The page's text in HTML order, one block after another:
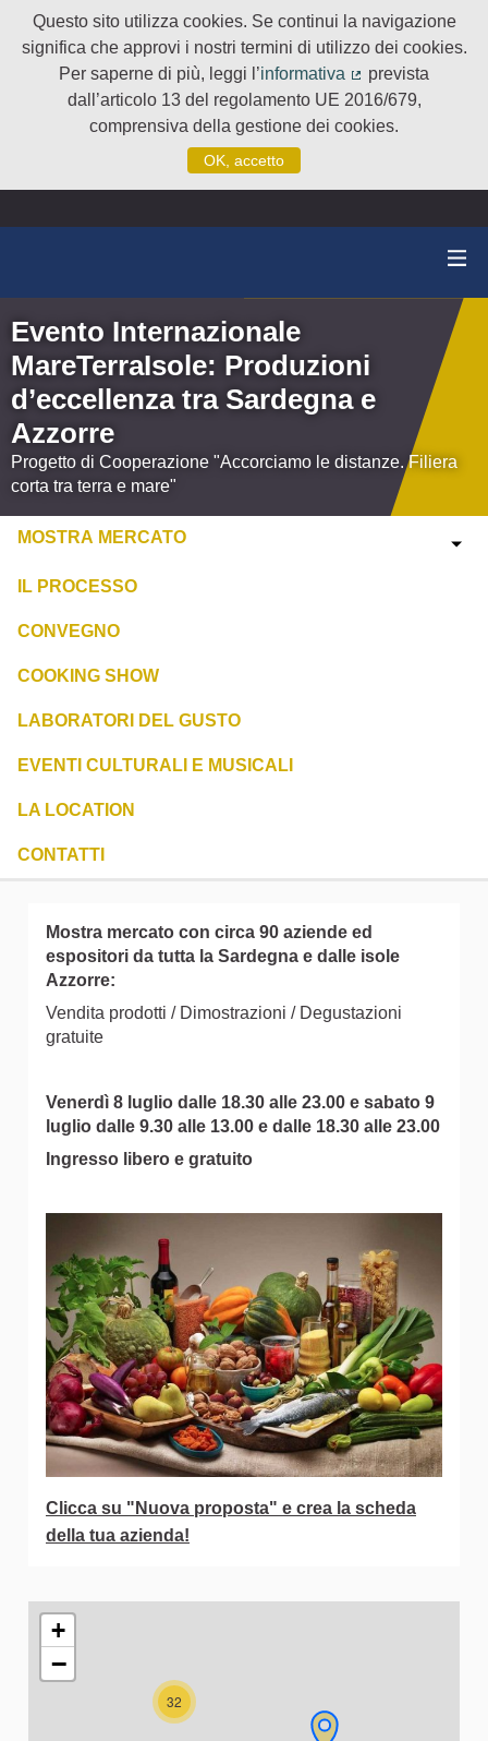
Questo sito utilizza cookies. Se continui la navigazione
significa che approvi i nostri termini di utilizzo dei cookies.
Per saperne di più, leggi l’informativa
(Collegamento
prevista
dall’articolo 13 del regolamento UE 2016/679,
comprensiva della gestione dei cookies.
OK, accetto
Evento Internazionale
MareTerraIsole: Produzioni
d’eccellenza tra Sardegna e
Azzorre
Progetto di Cooperazione "Accorciamo le distanze. Filiera
corta tra terra e mare"
MOSTRA MERCATO
IL PROCESSO
CONVEGNO
COOKING SHOW
LABORATORI DEL GUSTO
EVENTI CULTURALI E MUSICALI
LA LOCATION
CONTATTI
Mostra mercato con circa 90 aziende ed
espositori da tutta la Sardegna e dalle isole
Azzorre:
Vendita prodotti / Dimostrazioni / Degustazioni
gratuite
Venerdì 8 luglio dalle 18.30 alle 23.00 e sabato 9
luglio dalle 9.30 alle 13.00 e dalle 18.30 alle 23.00
Ingresso libero e gratuito
Clicca su "Nuova proposta" e crea la scheda
della tua azienda!
L'elemento seguente è una mappa che presenta gli
32
+
−